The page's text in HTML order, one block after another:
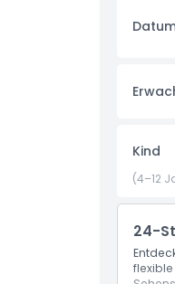
eine
Kind
(4–12
24-